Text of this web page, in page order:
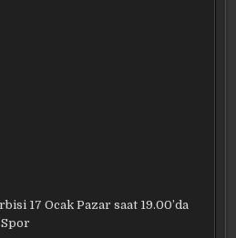
17 Ocak Pazar saat 19.00’da